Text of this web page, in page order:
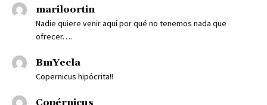
mariloortin
Nadie quiere venir aquí por qué no tenemos nada que
ofrecer….
BmYecla
Copernicus hipócrita!!